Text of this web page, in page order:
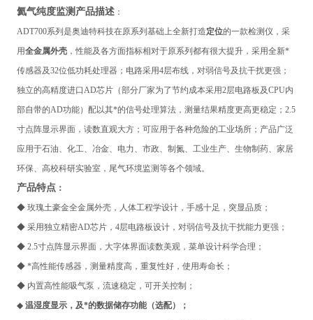
氦气纯度监测 产品描述：
ADT700系列 是奥迪特科技在原系列基础上全新打造定位的一款检测仪，采
用全金属外壳，性能及各方面指标相对于原系列都有很大提升，采用全新*
传感器及32位低功耗处理器；电路采用4层布线，对弱信号及抗干扰更强；
独立的高精度进口AD芯片（部分厂家为了节约成本采用2层电路板及CPU内
部自带的AD功能）配以其*的信号处理算法，测量结果精度更高更稳定；2.5
寸点阵显示界面，读数直观大方；可应用于各种危险的工业场所；产品广泛
应用于石油、化工、冶金、电力、市政、制氮、工业生产、生物制药、家居
环保、高校科研实验室，尾气环境监测等各个领域。
产品特点 ：
◆ 玫瑰土豪金全金属外壳，人体工程学设计，手感十足，突显品质；
◆ 采用独立精密AD芯片，4层电路板设计，对弱信号及抗干扰能力更强；
◆ 2.5寸点阵显示界面，大字体界面读数美观，菜单设计科学合理；
◆ *高性能传感器，测量精度高，重复性好，使用寿命长；
◆ 内置高性能吸气泵，流速稳定，可开关控制；
◆温湿度显示，及*的数据储存功能（选配）；